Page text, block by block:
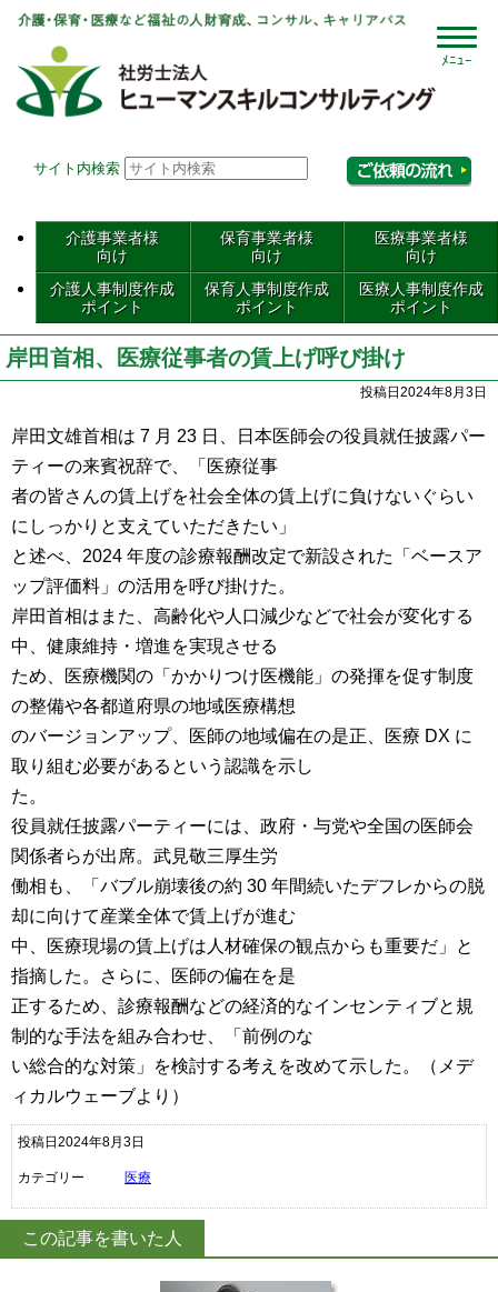
サイト内検索
介護事業者様
向け
保育事業者様
向け
医療事業者様
向け
介護人事制度作成
ポイント
保育人事制度作成
ポイント
医療人事制度作成
ポイント
岸田首相、医療従事者の賃上げ呼び掛け
投稿日2024年8月3日
岸田文雄首相は 7 月 23 日、日本医師会の役員就任披露パー
ティーの来賓祝辞で、「医療従事
者の皆さんの賃上げを社会全体の賃上げに負けないぐらい
にしっかりと支えていただきたい」
と述べ、2024 年度の診療報酬改定で新設された「ベースア
ップ評価料」の活用を呼び掛けた。
岸田首相はまた、高齢化や人口減少などで社会が変化する
中、健康維持・増進を実現させる
ため、医療機関の「かかりつけ医機能」の発揮を促す制度
の整備や各都道府県の地域医療構想
のバージョンアップ、医師の地域偏在の是正、医療 DX に
取り組む必要があるという認識を示し
た。
役員就任披露パーティーには、政府・与党や全国の医師会
関係者らが出席。武見敬三厚生労
働相も、「バブル崩壊後の約 30 年間続いたデフレからの脱
却に向けて産業全体で賃上げが進む
中、医療現場の賃上げは人材確保の観点からも重要だ」と
指摘した。さらに、医師の偏在を是
正するため、診療報酬などの経済的なインセンティブと規
制的な手法を組み合わせ、「前例のな
い総合的な対策」を検討する考えを改めて示した。（メデ
ィカルウェーブより）
投稿日2024年8月3日
カテゴリー 医療
この記事を書いた人